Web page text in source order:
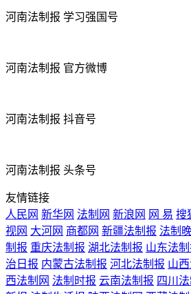
河南法制报 学习强国号
河南法制报 官方微博
河南法制报 抖音号
河南法制报 头条号
友情链接
人民网 新华网 法制网 新浪网 网 易 搜
视网 大河网 商都网 新疆法制报 法制
制报 重庆法制报 湖北法制报 山东法
治日报 内蒙古法制报 河北法制报 山
西法制网 法制时报 云南法制报 四川